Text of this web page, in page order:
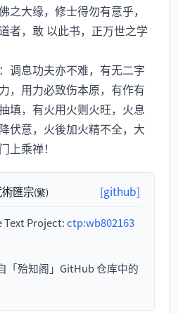
之大缘，修士得勿有意乎，
者，敢 以此书，正万世之学
息功夫亦不难，有无二字
，用力必致伤本原，有作有
填，有火用火则火旺，火息
伏意，火後加火精不全，大
上乘禅！
匯宗(繁) [github]
Text Project:ctp:wb802163
「殆知阁」GitHub 仓库中的